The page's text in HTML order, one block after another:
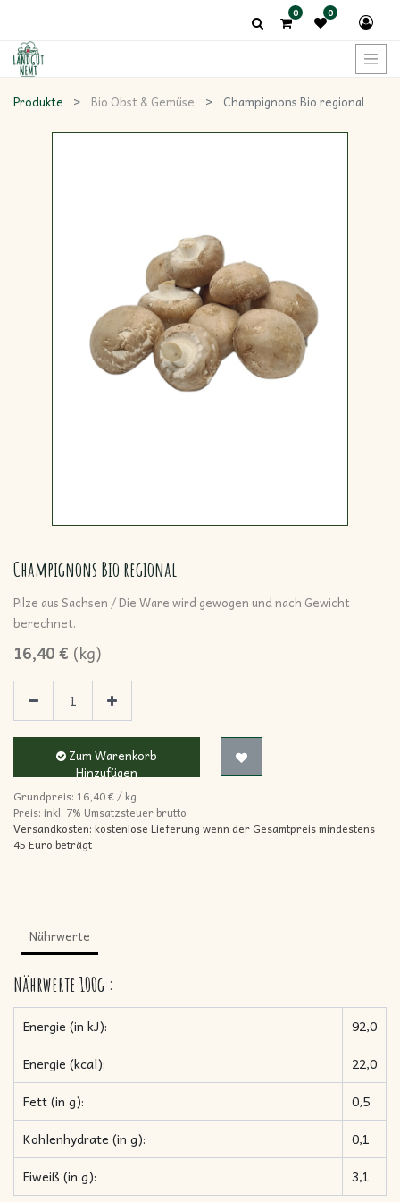
0 0
Produkte Bio Obst & Gemüse Champignons Bio regional
Champignons Bio regional
Pilze aus Sachsen / Die Ware wird gewogen und nach Gewicht
berechnet.
16,40€ (kg)
Zum Warenkorb
Hinzufügen
Grundpreis: 16,40€/ kg
Preis: inkl. 7% Umsatzsteuer brutto
Versandkosten: kostenlose Lieferung wenn der Gesamtpreis mindestens
45 Euro beträgt
Nährwerte
Nährwerte100g :
Energie (in kJ):
92,0
Energie (kcal):
22,0
Fett (in g):
0,5
Kohlenhydrate (in g):
0,1
Eiweiß (in g):
3,1